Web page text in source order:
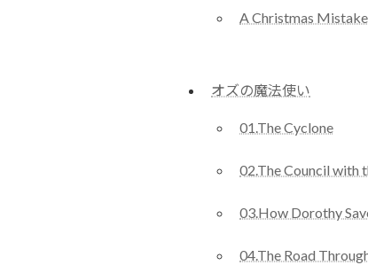
A Christmas Mistake
オズの魔法使い
01.The Cyclone
02.The Council with
03.How Dorothy
04.The Road